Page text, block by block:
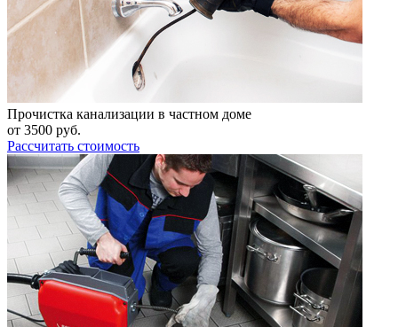
Прочистка канализации в частном доме
от 3500 руб.
Рассчитать стоимость